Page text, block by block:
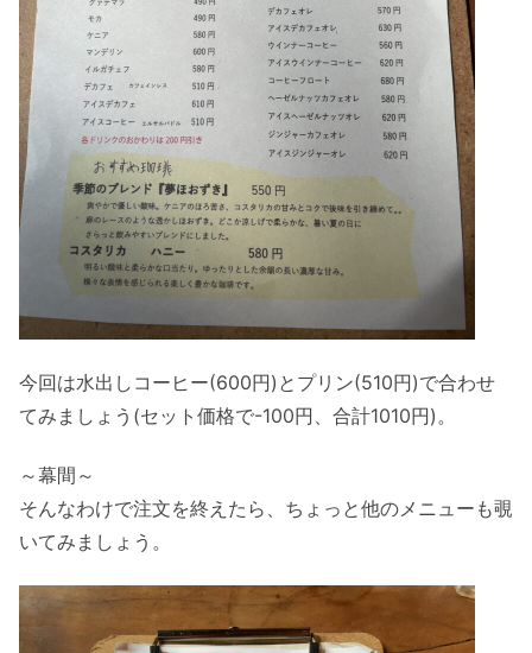
今回は水出しコーヒー(600円)とプリン(510円)で合わせ
てみましょう(セット価格で-100円、合計1010円)。
～幕間～
そんなわけで注文を終えたら、ちょっと他のメニューも覗
いてみましょう。